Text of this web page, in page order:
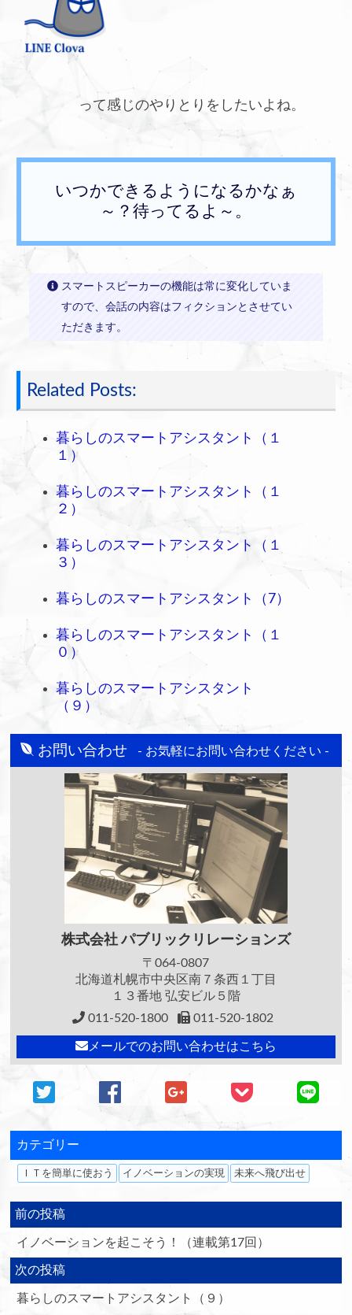
って感じのやりとりをしたいよね。
いつかできるようになるかなぁ
～？待ってるよ～。
スマートスピーカーの機能は常に変化していま
すので、会話の内容はフィクションとさせてい
ただきます。
Related Posts:
暮らしのスマートアシスタント（１
１）
暮らしのスマートアシスタント（１
２）
暮らしのスマートアシスタント（１
３）
暮らしのスマートアシスタント（7）
暮らしのスマートアシスタント（１
０）
暮らしのスマートアシスタント
（９）
お問い合わせ - お気軽にお問い合わせください -
株式会社パブリックリレーションズ
〒064-0807
北海道札幌市中央区南７条西１丁目
１３番地 弘安ビル５階
011-520-1800
011-520-1802
メールでのお問い合わせはこちら
カテゴリー
ＩＴを簡単に使おう イノベーションの実現 未来へ飛び出せ
前の投稿
イノベーションを起こそう！（連載第17回）
次の投稿
暮らしのスマートアシスタント（９）